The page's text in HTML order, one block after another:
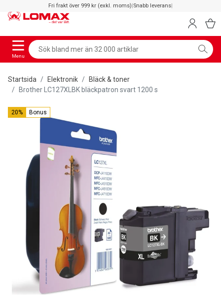
Fri frakt över 999 kr (exkl. moms)|Snabb leverans|
Menu
Startsida Elektronik
Bläck & toner
Brother LC127XLBK bläckpatron svart 1200 s
20% Bonus